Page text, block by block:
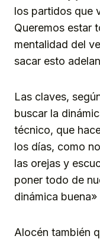
los partidos que
Queremos estar
mentalidad del
sacar esto
Las claves,
buscar la
técnico, que
los días, como
las orejas y
poner todo de
dinámica buena»
Alocén también